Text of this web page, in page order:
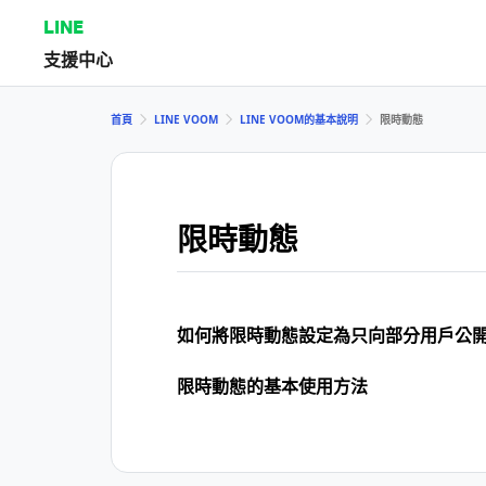
LINE
支援中心
首頁 LINE VOOM LINE VOOM的基本說明 限時動態
限時動態
如何將限時動態設定為只向部分用戶公
限時動態的基本使用方法